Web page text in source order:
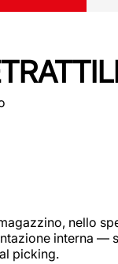
nello
interna
picking.